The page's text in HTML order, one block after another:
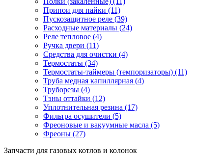
Припои для пайки (11)
Пускозащитное реле (39)
Расходные материалы (24)
Реле тепловое (4)
Ручка двери (11)
Средства для очистки (4)
Термостаты (34)
Термостаты-таймеры (темпоризаторы) (11)
Труба медная капиллярная (4)
Труборезы (4)
Тэны оттайки (12)
Уплотнительная резина (17)
Фильтра осушители (5)
Фреоновые и вакуумные масла (5)
Фреоны (27)
Запчасти для газовых котлов и колонок